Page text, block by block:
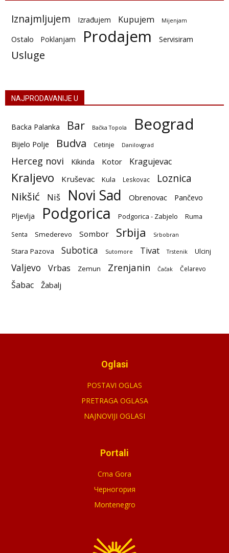
Iznajmljujem Izrađujem Kupujem Mijenjam
Ostalo Poklanjam Prodajem Servisiram
Usluge
NAJPRODAVANIJE U
Backa Palanka Bar Bačka Topola Beograd
Bijelo Polje Budva Cetinje Danilovgrad
Herceg novi Kikinda Kotor Kragujevac
Kraljevo Kruševac Kula Leskovac Loznica
Nikšić Niš Novi Sad Obrenovac Pančevo
Pljevlja Podgorica Podgorica - Zabjelo Ruma
Senta Smederevo Sombor Srbija Srbobran
Stara Pazova Subotica Sutomore Tivat Trstenik Ulcinj
Valjevo Vrbas Zemun Zrenjanin Čačak Čelarevo
Šabac Žabalj
Oglasi
POSTAVI OGLAS
PRETRAGA OGLASA
NAJNOVIJI OGLASI
Portali
Crna Gora
Черногория
Montenegro